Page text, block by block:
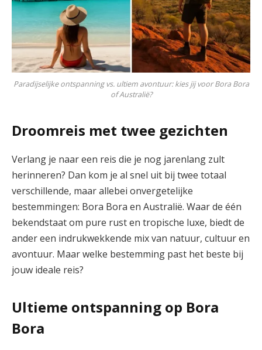
Paradijselijke ontspanning vs. ultiem avontuur: kies jij voor Bora Bora
of Australië?
Droomreis met twee gezichten
Verlang je naar een reis die je nog jarenlang zult
herinneren? Dan kom je al snel uit bij twee totaal
verschillende, maar allebei onvergetelijke
bestemmingen: Bora Bora en Australië. Waar de één
bekendstaat om pure rust en tropische luxe, biedt de
ander een indrukwekkende mix van natuur, cultuur en
avontuur. Maar welke bestemming past het beste bij
jouw ideale reis?
Ultieme ontspanning op Bora
Bora